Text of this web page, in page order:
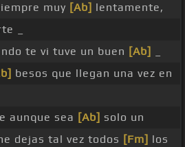
muy [Ab] lentamente,
_
te vi tuve un buen [Ab]
besos que llegan una vez en
aunque sea [Ab] solo un
dejas tal vez todos [Fm] los